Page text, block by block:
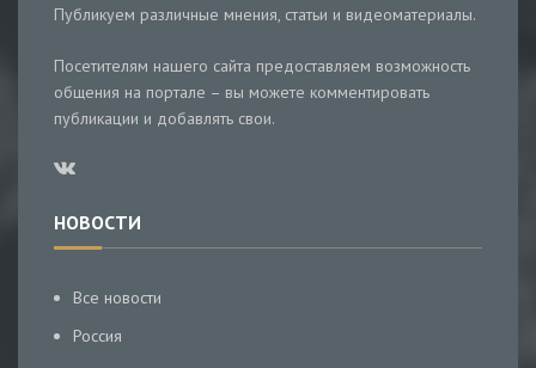
Публикуем различные мнения, статьи и видеоматериалы.
Посетителям нашего сайта предоставляем возможность
общения на портале – вы можете комментировать
публикации и добавлять свои.
НОВОСТИ
Все новости
Россия